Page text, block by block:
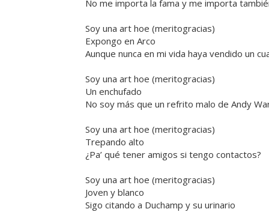
No me importa la fama y me importa
Soy una art hoe (meritogracias)
Expongo en Arco
Aunque nunca en mi vida haya vendido un
Soy una art hoe (meritogracias)
Un enchufado
No soy más que un refrito malo de Andy
Soy una art hoe (meritogracias)
Trepando alto
¿Pa’ qué tener amigos si tengo contactos?
Soy una art hoe (meritogracias)
Joven y blanco
Sigo citando a Duchamp y su urinario